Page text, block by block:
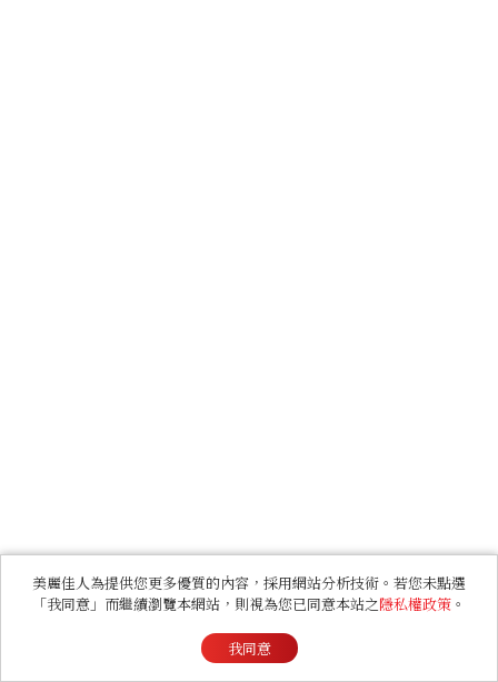
美麗佳人為提供您更多優質的內容，採用網站分析技術。若您未點選
「我同意」而繼續瀏覽本網站，則視為您已同意本站之隱私權政策 。
我同意